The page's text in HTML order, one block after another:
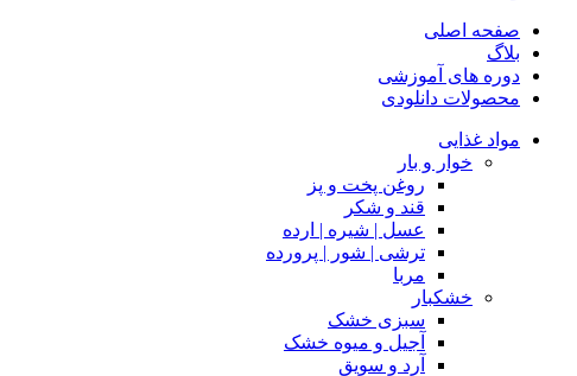
صفحه اصلی
بلاگ
دوره های آموزشی
محصولات دانلودی
مواد غذایی
خوار و بار
روغن پخت و پز
قند و شکر
عسل | شیره | ارده
ترشی | شور | پرورده
مربا
خشکبار
سبزی خشک
آجیل و میوه خشک
آرد و سویق